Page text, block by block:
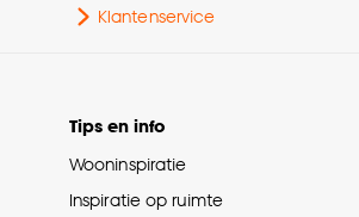
Klantenservice
Tips en info
Wooninspiratie
Inspiratie op ruimte